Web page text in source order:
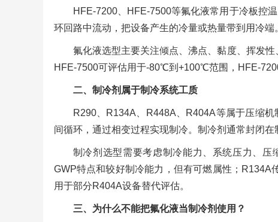
HFE-7200、HFE-7500等氟化液常用于冷板控
环回路中流动，把设备产生的冷量或热量带到用冷端
氟化液选型主要关注倾点、沸点、黏度、挥发
HFE-7500可评估用于-80℃到+100℃范围，HFE-
二、制冷剂属于制冷系统工质
R290、R134A、R448A、R404A等属于压缩
间循环，通过相变过程实现制冷。制冷剂通常封闭
制冷剂选型需要考虑制冷能力、系统压力、
GWP特点和较好制冷能力，但有可燃属性；
用于部分R404A设备替代评估。
三、为什么不能把氟化液当制冷剂使用？